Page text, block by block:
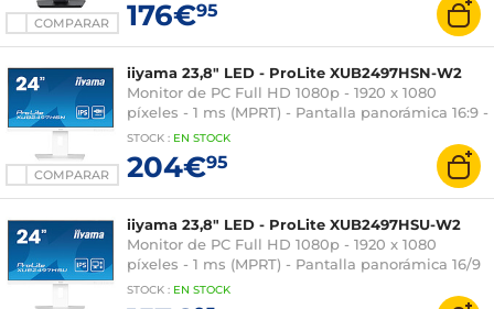
COMPARAR 176€95
COMPARAR
iiyama 23,8" LED - ProLite XUB2497HSN-W2
Monitor de PC Full HD 1080p - 1920 x 1080
píxeles - 1 ms (MPRT) - Pantalla panorámica 16:9 -
Panel IPS - 100 Hz - Sincronización adaptativa -
DisplayPort/HDMI/USB-C - Pivotante - Hub USB -
Blanco
STOCK : EN STOCK
204€95
iiyama 23,8" LED - ProLite XUB2497HSU-W2
Monitor de PC Full HD 1080p - 1920 x 1080
píxeles - 1 ms (MPRT) - Pantalla panorámica 16/9
- Panel IPS - 100 Hz - Sincronización adaptativa -
DisplayPort/HDMI - Pivotante - Hub USB -
STOCK : EN STOCK